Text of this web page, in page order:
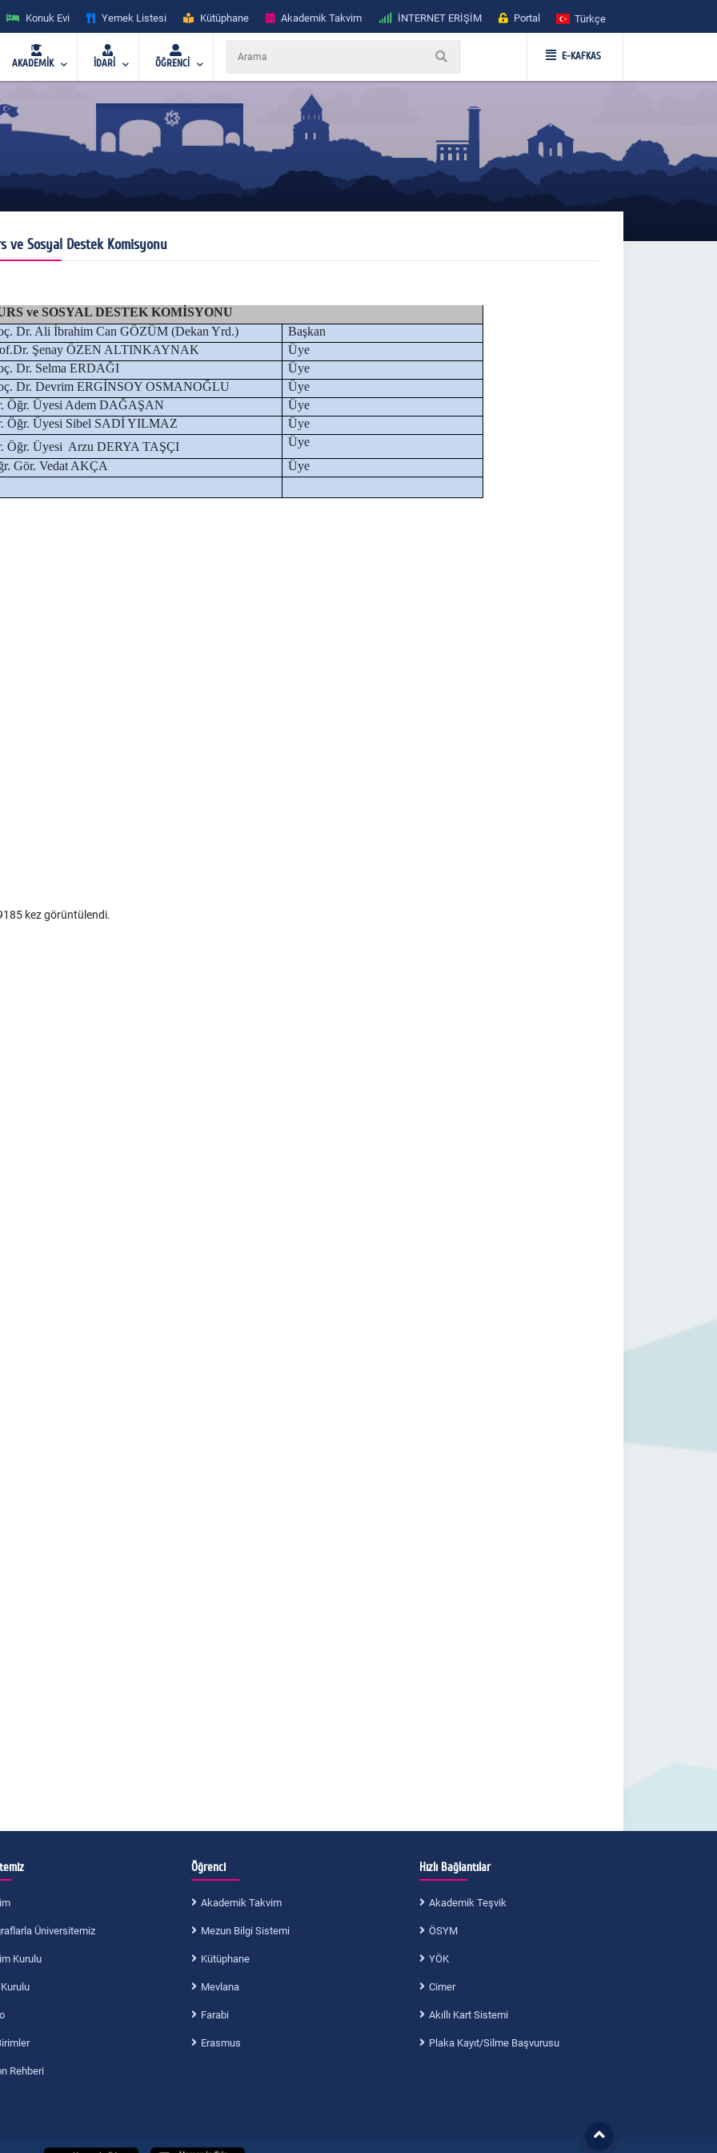
Konuk Evi Yemek Listesi Kütüphane Akademik Takvim İNTERNET ERİŞİM Portal Türkçe
AKADEMİK İDARİ ÖĞRENCİ
E-KAFKAS
ve Sosyal Destek Komisyonu
ve SOSYAL DESTEK KOMİSYONU
Dr. Ali İbrahim Can GÖZÜM (Dekan Yrd.)
Başkan
Şenay ÖZEN ALTINKAYNAK
Üye
Dr. Selma ERDAĞI
Üye
Dr. Devrim ERGİNSOY OSMANOĞLU
Üye
Öğr. Üyesi Adem DAĞAŞAN
Üye
Öğr. Üyesi Sibel SADİ YILMAZ
Üye
Öğr. Üyesi Arzu DERYA TAŞÇI
Üye
Gör. Vedat AKÇA
Üye
kez görüntülendi.
Üniversitemiz
Kurulu
Rehberi
Öğrenci
Akademik Takvim
Mezun Bilgi Sistemi
Kütüphane
Mevlana
Farabi
Erasmus
Hızlı Bağlantılar
Akademik Teşvik
ÖSYM
YÖK
Cimer
Akıllı Kart Sistemi
Plaka Kayıt/Silme Başvurusu